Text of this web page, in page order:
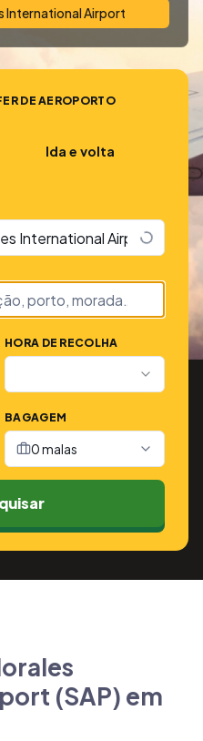
International Airport
DE AEROPORTO
Ida e volta
HORA DE RECOLHA
BAGAGEM
0 malas
(SAP) em